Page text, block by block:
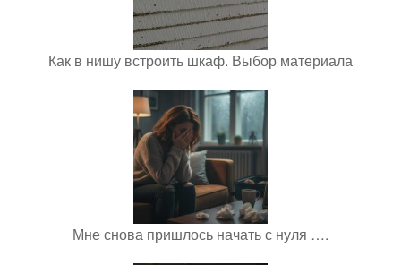
Как в нишу встроить шкаф. Выбор материала
Мне снова пришлось начать с нуля ….